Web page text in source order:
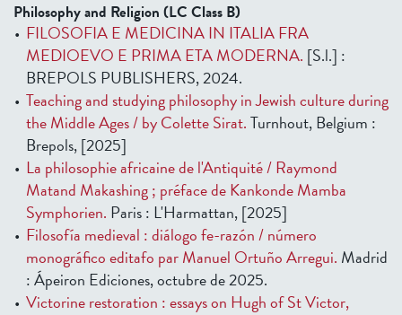
Philosophy and Religion (LC Class B)
FILOSOFIA E MEDICINA IN ITALIA FRA
MEDIOEVO E PRIMA ETA MODERNA. [S.l.] :
BREPOLS PUBLISHERS, 2024.
Teaching and studying philosophy in Jewish culture during
the Middle Ages / by Colette Sirat.Turnhout, Belgium :
Brepols, [2025]
La philosophie africaine de l'Antiquité / Raymond
Matand Makashing ; préface de Kankonde Mamba
Symphorien. Paris : L'Harmattan, [2025]
Filosofía medieval : diálogo fe-razón / número
monográfico editafo par Manuel Ortuño Arregui. Madrid
: Ápeiron Ediciones, octubre de 2025.
Victorine restoration : essays on Hugh of St Victor,